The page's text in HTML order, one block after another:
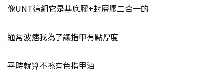
像UNT這組它是基底膠+封層膠二合一的
通常波痞我為了讓指甲有點厚度
平時就算不擦有色指甲油